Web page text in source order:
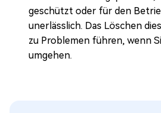
geschützt oder für den
unerlässlich. Das Löschen
zu Problemen führen, wenn
umgehen.